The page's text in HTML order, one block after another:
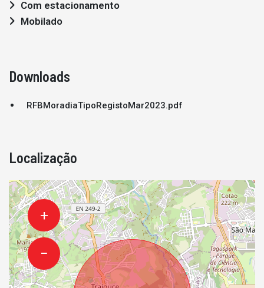
Com estacionamento
Mobilado
Downloads
RFBMoradiaTipoRegistoMar2023.pdf
Localização
+
−